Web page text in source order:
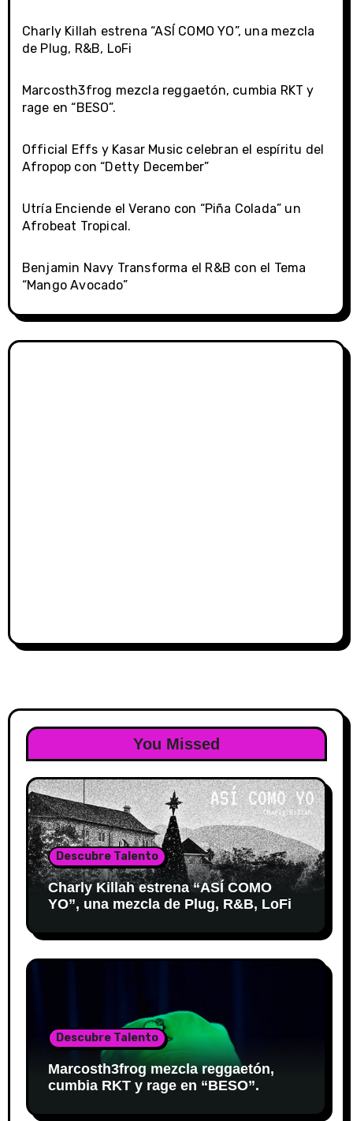
Charly Killah estrena “ASÍ COMO YO”, una mezcla
de Plug, R&B, LoFi
Marcosth3frog mezcla reggaetón, cumbia RKT y
rage en “BESO”.
Official Effs y Kasar Music celebran el espíritu del
Afropop con “Detty December”
Utría Enciende el Verano con “Piña Colada” un
Afrobeat Tropical.
Benjamin Navy Transforma el R&B con el Tema
“Mango Avocado”
You Missed
Descubre Talento
Charly Killah estrena “ASÍ COMO
YO”, una mezcla de Plug, R&B, LoFi
Descubre Talento
Marcosth3frog mezcla reggaetón,
cumbia RKT y rage en “BESO”.